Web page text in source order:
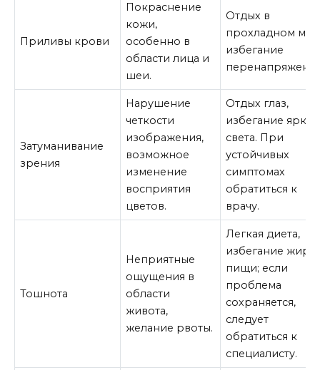
Приливы крови
Покраснение
кожи,
особенно в
области лица и
шеи.
Отдых в
прохладном
избегание
Затуманивание
зрения
Нарушение
четкости
изображения,
возможное
изменение
восприятия
цветов.
Отдых глаз,
избегание
света. При
устойчивых
симптомах
обратиться к
врачу.
Тошнота
Неприятные
ощущения в
области
живота,
желание рвоты.
Легкая диета,
избегание
пищи; если
проблема
сохраняется,
следует
обратиться к
специалисту.